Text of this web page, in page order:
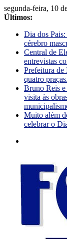
segunda-feira, 10
Últimos:
Dia dos
cérebro
Central de
entrevistas
Prefeitura de
quatro praças.
Bruno Reis e
visita às
Muito além
celebrar o